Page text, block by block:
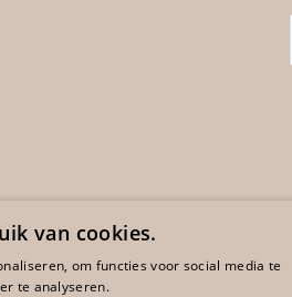
van cookies.
om functies voor social media te
te analyseren.